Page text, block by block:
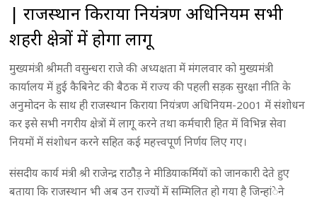
| राजस्थान किराया नियंत्रण अधिनियम सभी
शहरी क्षेत्रों में होगा लागू
मुख्यमंत्री श्रीमती वसुन्धरा राजे की अध्यक्षता में मंगलवार को मुख्यमंत्री
कार्यालय में हुई कैबिनेट की बैठक में राज्य की पहली सड़क सुरक्षा नीति के
अनुमोदन के साथ ही राजस्थान किराया नियंत्रण अधिनियम-2001 में संशोधन
कर इसे सभी नगरीय क्षेत्रों में लागू करने तथा कर्मचारी हित में विभिन्न सेवा
नियमों में संशोधन करने सहित कई महत्त्वपूर्ण निर्णय लिए गए।
संसदीय कार्य मंत्री श्री राजेन्द्र राठौड़ ने मीडियाकर्मियों को जानकारी देते हुए
बताया कि राजस्थान भी अब उन राज्यों में सम्मिलित हो गया है जिन्हांेने